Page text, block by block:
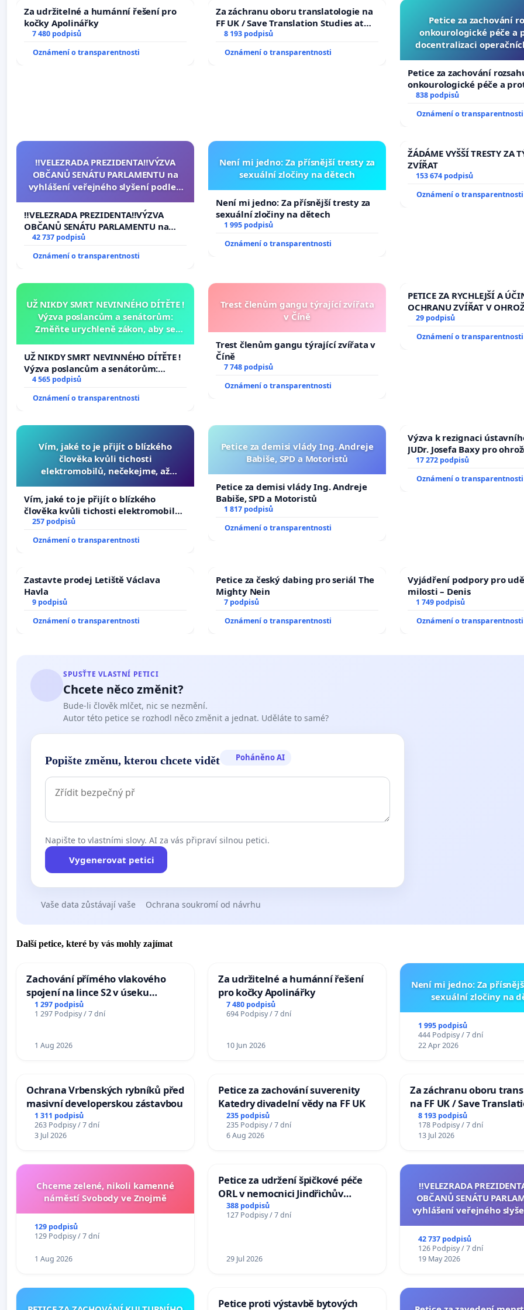
Za udržitelné a humánní řešení pro
kočky Apolinářky
7 480 podpisů
Oznámení o transparentnosti
Za záchranu oboru translatologie na
FF UK / Save Translation Studies at
the Faculty of Arts, Charles
8 193 podpisů
Oznámení o transparentnosti
Petice za zachování
onkourologické péče a
docentralizaci
Petice za zachování
onkourologické péče a
docentralizaci operačních
838 podpisů
Oznámení o transparentnosti
‼️VELEZRADA PREZIDENTA‼️VÝZVA
OBČANŮ SENÁTU PARLAMENTU na
vyhlášení veřejného slyšení podle §
na přijetí usnesení k podání ústavní
žaloby na prezidenta republiky
‼️VELEZRADA PREZIDENTA‼️VÝZVA
OBČANŮ SENÁTU PARLAMENTU na
vyhlášení veřejného slyšení podle §
na přijetí usnesení k podání ústavní
42 737 podpisů
Oznámení o transparentnosti
Není mi jedno: Za přísnější tresty za
sexuální zločiny na dětech
Není mi jedno: Za přísnější tresty za
sexuální zločiny na dětech
1 995 podpisů
Oznámení o transparentnosti
ŽÁDÁME VYŠŠÍ TRESTY ZA
ZVÍŘAT
153 674 podpisů
Oznámení o transparentnosti
UŽ NIKDY SMRT NEVINNÉHO DÍTĚTE !
Výzva poslancům a senátorům:
Změňte urychleně zákon, aby se
opakovat!
UŽ NIKDY SMRT NEVINNÉHO DÍTĚTE !
Výzva poslancům a senátorům:
Změňte urychleně zákon, aby se
opakovat!
4 565 podpisů
Oznámení o transparentnosti
Trest členům gangu týrající zvířata
v Číně
Trest členům gangu týrající zvířata v
Číně
7 748 podpisů
Oznámení o transparentnosti
PETICE ZA RYCHLEJŠÍ A
OCHRANU ZVÍŘAT V
29 podpisů
Oznámení o transparentnosti
Vím, jaké to je přijít o blízkého
člověka kvůli tichosti
elektromobilů, nečekejme, až
auta!
Vím, jaké to je přijít o blízkého
člověka kvůli tichosti elektromobilů,
nečekejme, až přibydou další,
257 podpisů
Oznámení o transparentnosti
Petice za demisi vlády Ing. Andreje
Babiše, SPD a Motoristů
Petice za demisi vlády Ing. Andreje
Babiše, SPD a Motoristů
1 817 podpisů
Oznámení o transparentnosti
Výzva k rezignaci
JUDr. Josefa Baxy pro
ve spravedlivý proces
17 272 podpisů
Oznámení o transparentnosti
Zastavte prodej Letiště Václava
Havla
9 podpisů
Oznámení o transparentnosti
Petice za český dabing pro seriál The
Mighty Nein
7 podpisů
Oznámení o transparentnosti
Vyjádření podpory pro
milosti – Denis
1 749 podpisů
Oznámení o transparentnosti
SPUSŤTE VLASTNÍ PETICI
Chcete něco změnit?
Bude-li člověk mlčet, nic se nezmění.
Autor této petice se rozhodl něco změnit a jednat. Uděláte to samé?
Popište změnu, kterou chcete vidět Poháněno AI
Napište to vlastními slovy. AI za vás připraví silnou petici.
Vygenerovat petici
Vaše data zůstávají vaše Ochrana soukromí od návrhu
Další petice, které by vás mohly zajímat
Zachování přímého vlakového
spojení na lince S2 v úseku
Ostrava – Bohumín – Karviná –
Mosty u Jablunkova
1 297 podpisů
1 297 Podpisy / 7 dní
1 Aug 2026
Za udržitelné a humánní řešení
pro kočky Apolinářky
7 480 podpisů
694 Podpisy / 7 dní
10 Jun 2026
Není mi jedno: Za
sexuální zločiny na
1 995 podpisů
444 Podpisy / 7 dní
22 Apr 2026
Ochrana Vrbenských rybníků před
masivní developerskou zástavbou
1 311 podpisů
263 Podpisy / 7 dní
3 Jul 2026
Petice za zachování suverenity
Katedry divadelní vědy na FF UK
235 podpisů
235 Podpisy / 7 dní
6 Aug 2026
Za záchranu oboru
na FF UK / Save
Studies at the Faculty
Charles University
8 193 podpisů
178 Podpisy / 7 dní
13 Jul 2026
Chceme zelené, nikoli kamenné
náměstí Svobody ve Znojmě
129 podpisů
129 Podpisy / 7 dní
1 Aug 2026
Petice za udržení špičkové péče
ORL v nemocnici Jindřichův
Hradec
388 podpisů
127 Podpisy / 7 dní
29 Jul 2026
‼️VELEZRADA
OBČANŮ SENÁTU
vyhlášení veřejného
na přijetí usnesení k
žaloby na prezidenta
42 737 podpisů
126 Podpisy / 7 dní
19 May 2026
Petice proti výstavbě bytových